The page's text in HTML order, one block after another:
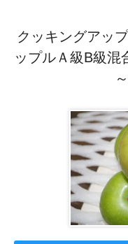
クッキングアッ
ップルＡ級B級